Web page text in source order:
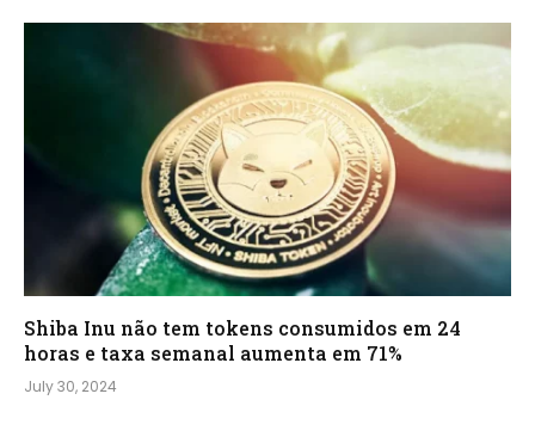
Shiba Inu não tem tokens consumidos em 24
horas e taxa semanal aumenta em 71%
July 30, 2024